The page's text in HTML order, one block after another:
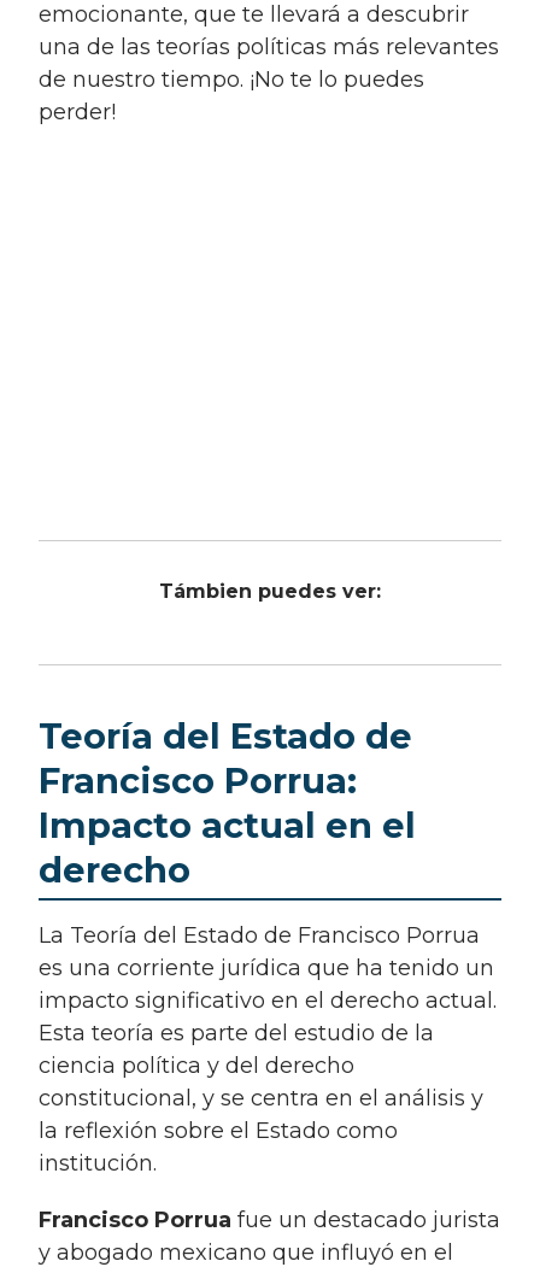
emocionante, que te llevará a descubrir
una de las teorías políticas más relevantes
de nuestro tiempo. ¡No te lo puedes
perder!
Támbien puedes ver:
Teoría del Estado de
Francisco Porrua:
Impacto actual en el
derecho
La Teoría del Estado de Francisco Porrua
es una corriente jurídica que ha tenido un
impacto significativo en el derecho actual.
Esta teoría es parte del estudio de la
ciencia política y del derecho
constitucional, y se centra en el análisis y
la reflexión sobre el Estado como
institución.
Francisco Porrua fue un destacado jurista
y abogado mexicano que influyó en el